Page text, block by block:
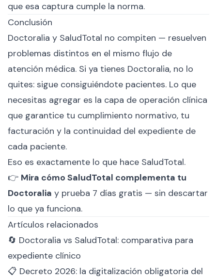
que esa captura cumple la norma.
Conclusión
Doctoralia y SaludTotal no compiten — resuelven
problemas distintos en el mismo flujo de
atención médica. Si ya tienes Doctoralia, no lo
quites: sigue consiguiéndote pacientes. Lo que
necesitas agregar es la capa de operación clínica
que garantice tu cumplimiento normativo, tu
facturación y la continuidad del expediente de
cada paciente.
Eso es exactamente lo que hace SaludTotal.
👉 Mira cómo SaludTotal complementa tu
Doctoralia y prueba 7 días gratis — sin descartar
lo que ya funciona.
Artículos relacionados
🔄 Doctoralia vs SaludTotal: comparativa para
expediente clínico
📋 Decreto 2026: la digitalización obligatoria del